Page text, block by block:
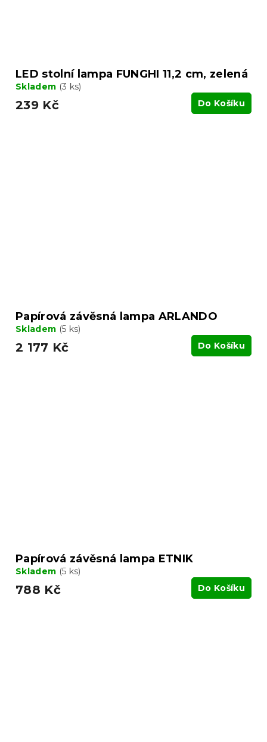
LED stolní lampa FUNGHI 11,2 cm, zelená
Skladem (3 ks)
239 Kč Do Košíku
Papírová závěsná lampa ARLANDO
Skladem (5 ks)
2 177 Kč Do Košíku
Papírová závěsná lampa ETNIK
Skladem (5 ks)
788 Kč Do Košíku